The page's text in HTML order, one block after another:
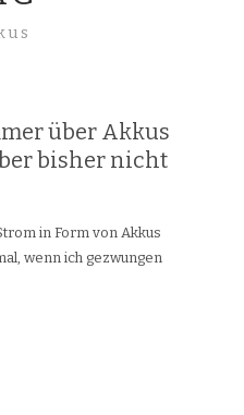
über Akkus
bisher nicht
in Form von Akkus
wenn ich gezwungen